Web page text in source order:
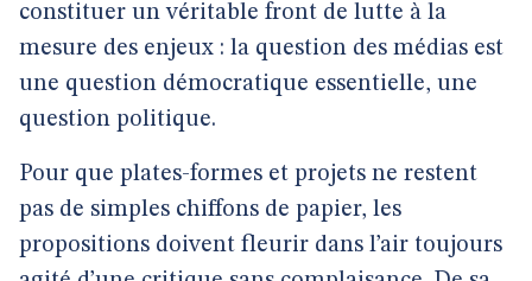
constituer un véritable front de lutte à la
mesure des enjeux : la question des médias est
une question démocratique essentielle, une
question politique.
Pour que plates-formes et projets ne restent
pas de simples chiffons de papier, les
propositions doivent fleurir dans l’air toujours